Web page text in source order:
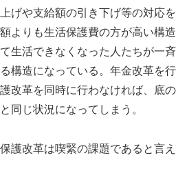
げや支給額の引き下げ等の対応を
よりも生活保護費の方が高い構造
生活できなくなった人たちが一斉
構造になっている。年金改革を行
改革を同時に行わなければ、底の
同じ状況になってしまう。
護改革は喫緊の課題であると言え